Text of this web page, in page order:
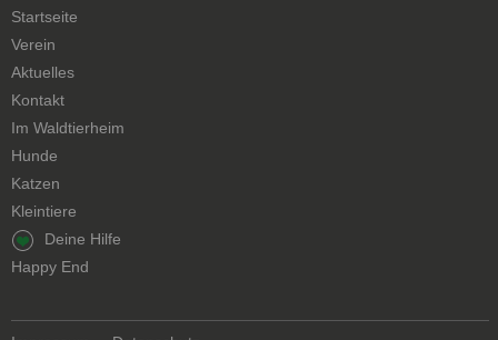
Navigation
überspringen
Startseite
Verein
Aktuelles
Kontakt
Navigation
überspringen
Im Waldtierheim
Hunde
Katzen
Kleintiere
Navigation
überspringen
Deine Hilfe
Happy End